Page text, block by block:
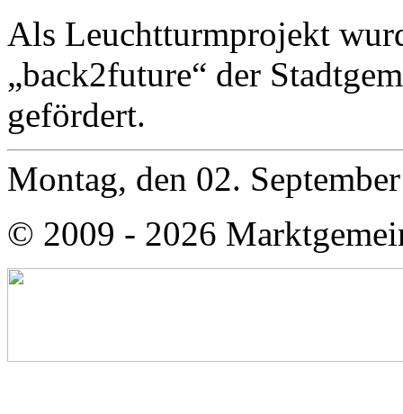
Als Leuchtturmprojekt
„back2future“ der
gefördert.
Montag, den 02.
© 2009 - 2026